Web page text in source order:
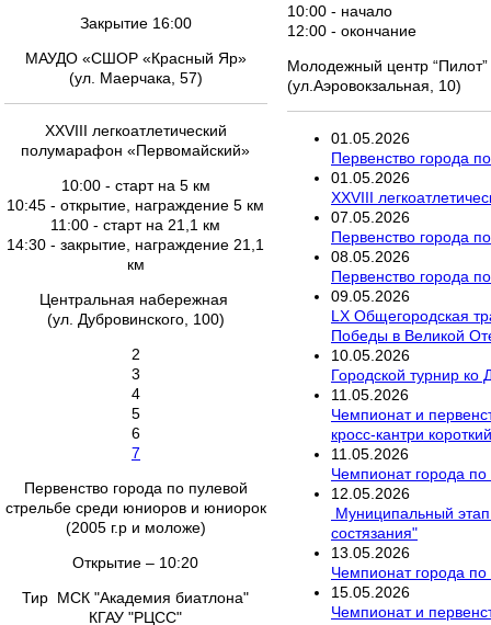
Закрытие 16:00
МАУДО «СШОР «Красный Яр»
(ул. Маерчака, 57)
XXVIII легкоатлетический
полумарафон «Первомайский»
10:00 - старт на 5 км
10:45 - открытие, награждение 5 км
11:00 - старт на 21,1 км
14:30 - закрытие, награждение 21,1
км
Центральная набережная
(ул. Дубровинского, 100)
2
3
4
5
6
7
Первенство города по пулевой
стрельбе среди юниоров и юниорок
(2005 г.р и моложе)
Открытие – 10:20
Тир МСК "Академия биатлона"
КГАУ "РЦСС"
10:00 - начало
12:00 - окончание
Молодежный центр “Пилот”
(ул.Аэровокзальная, 10)
01 05 2026
Первенство города
01 05 2026
XXVIII
07 05 2026
Первенство города
08 05 2026
Первенство города
09 05 2026
LX Общегородская
Победы в Великой
10 05 2026
Городской турнир
11 05 2026
Чемпионат и
кросс-кантри
11 05 2026
Чемпионат города по
12 05 2026
Муниципальный этап
состязания"
13 05 2026
Чемпионат города по
15 05 2026
Чемпионат и